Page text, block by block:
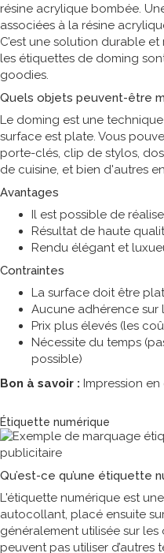
résine acrylique bombée.
associées à la résine
C’est une solution durable
les étiquettes de doming
goodies.
Quels objets peuvent-être
Le doming est une
surface est plate. Vous
porte-clés, clip de stylos,
de cuisine, et bien d'autres
Avantages
Il est possible de
Résultat de haute
Rendu élégant et
Contraintes
La surface doit être
Aucune adhérence sur
Prix plus élevés (les
Nécessite du temps
possible)
Bon à savoir : Impression en
Étiquette numérique
Qu’est-ce qu’une étiquette
L'étiquette numérique est
autocollant, placé ensuite
généralement utilisée sur
peuvent pas utiliser d’autres